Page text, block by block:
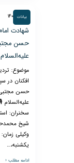
بیانات۳ مهر ۱۴۰۳
شهادت
حسن
علیه‌السلام
موضوع:
افکنان در
حسن
علیه‌السلام
سخنران:
شیخ
وکیلی زمان:
یکشنبه،…
ادامه مطلب ‹